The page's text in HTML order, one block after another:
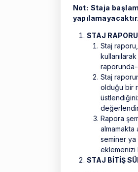
Not: Staja
yapılamayacaktır.
STAJ
Staj
kullanılarak
Staj
olduğu bir
Rapora
almamakta
seminer ya
eklemenizi
STAJ BİTİŞ